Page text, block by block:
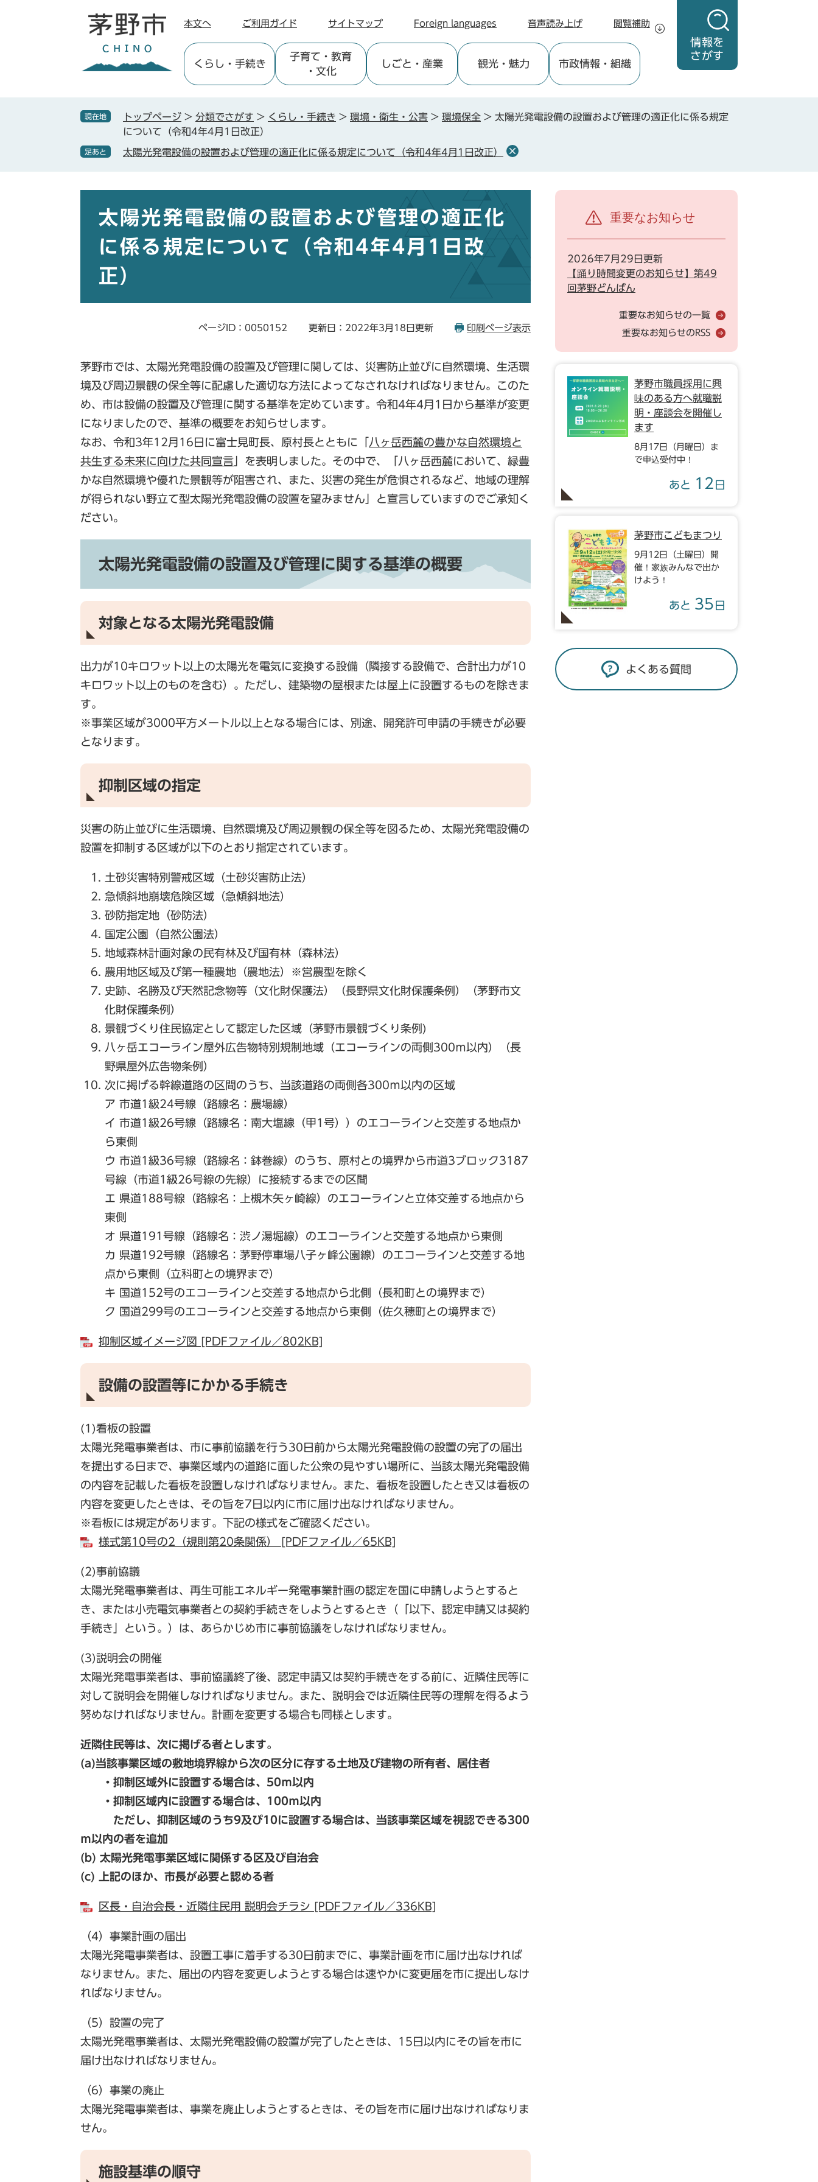
情報を
さがす
本文へ ご利用ガイド サイトマップ Foreign languages 音声読み上げ 閲覧補助
くらし ・手続き
子育て ・教育
・文化
しごと ・産業 観光・魅力 市政情報 ・組織
現在地 トップページ > 分類でさがす > くらし・手続き > 環境・衛生・公害 > 環境保全 > 太陽光発電設備の設置および管理の適正化に係る規定
について（令和4年4月1日改正）
足あと 太陽光発電設備の設置および管理の適正化に係る規定について（令和4年4月1日改正）
太陽光発電設備の設置および管理の適正化
に係る規定について（令和4年4月1日改
正）
ページID：0050152 更新日：2022年3月18日更新 印刷ページ表示
茅野市では、太陽光発電設備の設置及び管理に関しては、災害防止並びに自然環境、生活環
境及び周辺景観の保全等に配慮した適切な方法によってなされなければなりません。このた
め、市は設備の設置及び管理に関する基準を定めています。令和4年4月1日から基準が変更
になりましたので、基準の概要をお知らせします。
なお、令和3年12月16日に富士見町長、原村長とともに「
八ヶ岳西麓の豊かな自然環境と
共生する未来に向けた共同宣言 」を表明しました。その中で、「八ヶ岳西麓において、緑豊
かな自然環境や優れた景観等が阻害され、また、災害の発生が危惧されるなど、地域の理解
が得られない野立て型太陽光発電設備の設置を望みません」と宣言していますのでご承知く
ださい。
太陽光発電設備の設置及び管理に関する基準の概要
対象となる太陽光発電設備
出力が10キロワット以上の太陽光を電気に変換する設備（隣接する設備で、合計出力が10
キロワット以上のものを含む）。ただし、建築物の屋根または屋上に設置するものを除きま
す。
※事業区域が3000平方メートル以上となる場合には、別途、開発許可申請の手続きが必要
となります。
抑制区域の指定
災害の防止並びに生活環境、自然環境及び周辺景観の保全等を図るため、太陽光発電設備の
設置を抑制する区域が以下のとおり指定されています。
土砂災害特別警戒区域（土砂災害防止法）
急傾斜地崩壊危険区域（急傾斜地法）
砂防指定地（砂防法）
国定公園（自然公園法）
地域森林計画対象の民有林及び国有林（森林法）
農用地区域及び第一種農地（農地法）※営農型を除く
史跡、名勝及び天然記念物等（文化財保護法）（長野県文化財保護条例）（茅野市文
化財保護条例）
景観づくり住民協定として認定した区域（茅野市景観づくり条例)
八ヶ岳エコーライン屋外広告物特別規制地域（エコーラインの両側300ｍ以内）（長
野県屋外広告物条例）
次に掲げる幹線道路の区間のうち、当該道路の両側各300ｍ以内の区域
ア 市道1級24号線（路線名：農場線）
イ 市道1級26号線（路線名：南大塩線（甲1号））のエコーラインと交差する地点か
ら東側
ウ 市道1級36号線（路線名：鉢巻線）のうち、原村との境界から市道3ブロック3187
号線（市道1級26号線の先線）に接続するまでの区間
エ 県道188号線（路線名：上槻木矢ヶ崎線）のエコーラインと立体交差する地点から
東側
オ 県道191号線（路線名：渋ノ湯堀線）のエコーラインと交差する地点から東側
カ 県道192号線（路線名：茅野停車場八子ヶ峰公園線）のエコーラインと交差する地
点から東側（立科町との境界まで）
キ 国道152号のエコーラインと交差する地点から北側（長和町との境界まで）
ク 国道299号のエコーラインと交差する地点から東側（佐久穂町との境界まで）
抑制区域イメージ図 [PDFファイル／802KB]
設備の設置等にかかる手続き
(1)看板の設置
太陽光発電事業者は、市に事前協議を行う30日前から太陽光発電設備の設置の完了の届出
を提出する日まで、事業区域内の道路に面した公衆の見やすい場所に、当該太陽光発電設備
の内容を記載した看板を設置しなければなりません。また、看板を設置したとき又は看板の
内容を変更したときは、その旨を7日以内に市に届け出なければなりません。
※看板には規定があります。下記の様式をご確認ください。
様式第10号の2（規則第20条関係） [PDFファイル／65KB]
(2)事前協議
太陽光発電事業者は、再生可能エネルギー発電事業計画の認定を国に申請しようとすると
き、または小売電気事業者との契約手続きをしようとするとき（「以下、認定申請又は契約
手続き」という。）は、あらかじめ市に事前協議をしなければなりません。
(3)説明会の開催
太陽光発電事業者は、事前協議終了後、認定申請又は契約手続きをする前に、近隣住民等に
対して説明会を開催しなければなりません。また、説明会では近隣住民等の理解を得るよう
努めなければなりません。計画を変更する場合も同様とします。
近隣住民等は、次に掲げる者とします。
(a)当該事業区域の敷地境界線から次の区分に存する土地及び建物の所有者、居住者
・抑制区域外に設置する場合は、50ｍ以内
・抑制区域内に設置する場合は、100ｍ以内
ただし、抑制区域のうち9及び10に設置する場合は、当該事業区域を視認できる300
ｍ以内の者を追加
(b) 太陽光発電事業区域に関係する区及び自治会
(c) 上記のほか、市長が必要と認める者
区長・自治会長・近隣住民用 説明会チラシ [PDFファイル／336KB]
（4）事業計画の届出
太陽光発電事業者は、設置工事に着手する30日前までに、事業計画を市に届け出なければ
なりません。また、届出の内容を変更しようとする場合は速やかに変更届を市に提出しなけ
ればなりません。
（5）設置の完了
太陽光発電事業者は、太陽光発電設備の設置が完了したときは、15日以内にその旨を市に
届け出なければなりません。
（6）事業の廃止
太陽光発電事業者は、事業を廃止しようとするときは、その旨を市に届け出なければなりま
せん。
施設基準の順守
重要なお知らせ
2026年7月29日更新
【踊り時間変更のお知らせ】第49
回茅野どんばん
重要なお知らせの一覧
重要なお知らせのRSS
茅野市職員採用に興
味のある方へ就職説
明・座談会を開催し
ます
8月17日（月曜日）ま
で申込受付中！
あと 12 日
茅野市こどもまつり
9月12日（土曜日）開
催！家族みんなで出か
けよう！
あと 35 日
よくある質問